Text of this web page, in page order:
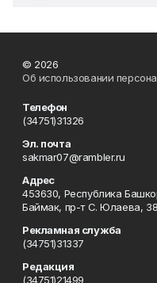
© 2026
Об использовании
Телефон
(34751)31326
Эл. почта
sakmar07@rambler.ru
Адрес
453630, Республика
Баймак, пр-т С. Юлаева, 38
Рекламная служба
(34751)31337
Редакция
(34751)21499